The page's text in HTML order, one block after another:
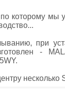
которому мы
при
-
несколько